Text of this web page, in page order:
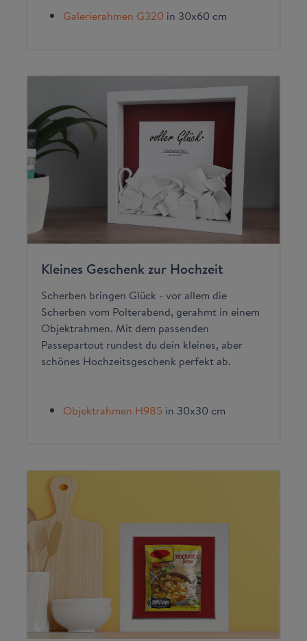
Galerierahmen G320 in 30x60 cm
Kleines Geschenk zur Hochzeit
Scherben bringen Glück - vor allem die
Scherben vom Polterabend, gerahmt in einem
Objektrahmen. Mit dem passenden
Passepartout rundest du dein kleines, aber
schönes Hochzeitsgeschenk perfekt ab.
Objektrahmen H985 in 30x30 cm